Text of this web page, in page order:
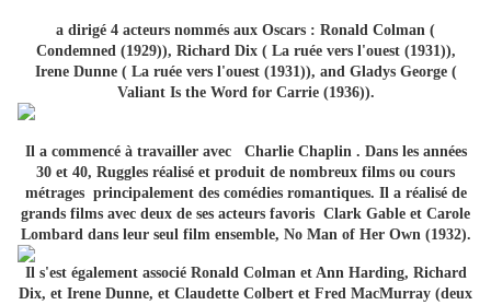
a dirigé 4 acteurs nommés aux Oscars : Ronald Colman (
Condemned (1929)), Richard Dix ( La ruée vers l'ouest (1931)),
Irene Dunne ( La ruée vers l'ouest (1931)), and Gladys George (
Valiant Is the Word for Carrie (1936)).
Il a commencé à travailler avec Charlie Chaplin . Dans les années
30 et 40, Ruggles réalisé et produit de nombreux films ou cours
métrages principalement des comédies romantiques. Il a réalisé de
grands films avec deux de ses acteurs favoris Clark Gable et Carole
Lombard dans leur seul film ensemble, No Man of Her Own (1932).
Il s'est également associé Ronald Colman et Ann Harding, Richard
Dix, et Irene Dunne, et Claudette Colbert et Fred MacMurray (deux